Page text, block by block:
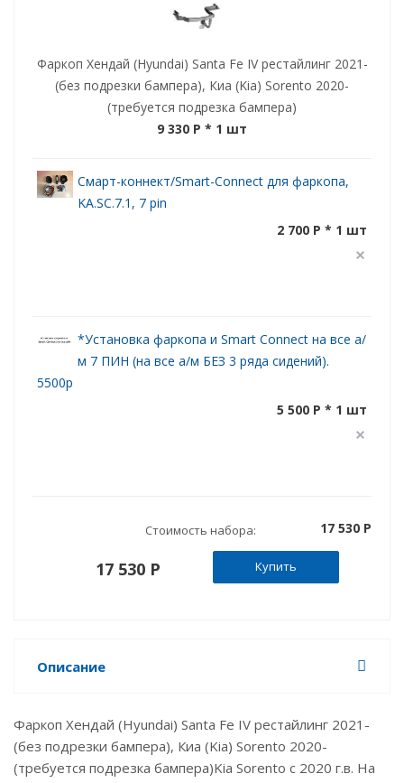
Фаркоп Хендай (Hyundai) Santa Fe IV рестайлинг 2021-
(без подрезки бампера), Киа (Kia) Sorento 2020-
(требуется подрезка бампера)
9 330 P * 1 шт
Смарт-коннект/Smart-Connect для фаркопа,
KA.SC.7.1, 7 pin
2 700 P * 1 шт
*Установка фаркопа и Smart Connect на все а/
м 7 ПИН (на все а/м БЕЗ 3 ряда сидений).
5500р
5 500 P * 1 шт
Стоимость набора: 17 530 P
17 530 P Купить
Описание
Фаркоп Хендай (Hyundai) Santa Fe IV рестайлинг 2021-
(без подрезки бампера), Киа (Kia) Sorento 2020-
(требуется подрезка бампера)Kia Sorento с 2020 г.в. На